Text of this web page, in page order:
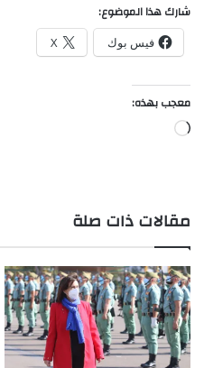
شارك هذا الموضوع:
فيس بوك X
معجب بهذه:
جاري
مقالات ذات صلة